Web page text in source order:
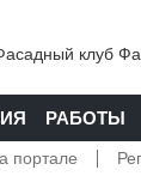
клуб
РАБОТЫ
портале